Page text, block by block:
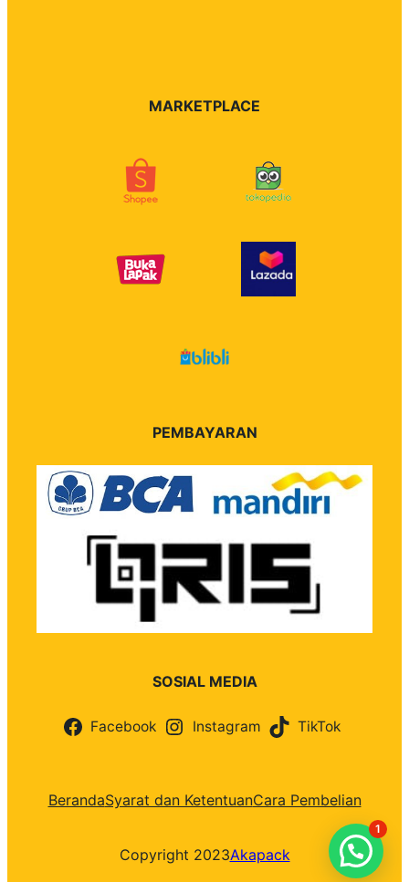
MARKETPLACE
PEMBAYARAN
SOSIAL MEDIA
Facebook Instagram TikTok
BerandaSyarat dan KetentuanCara Pembelian
Copyright 2023Akapack
1